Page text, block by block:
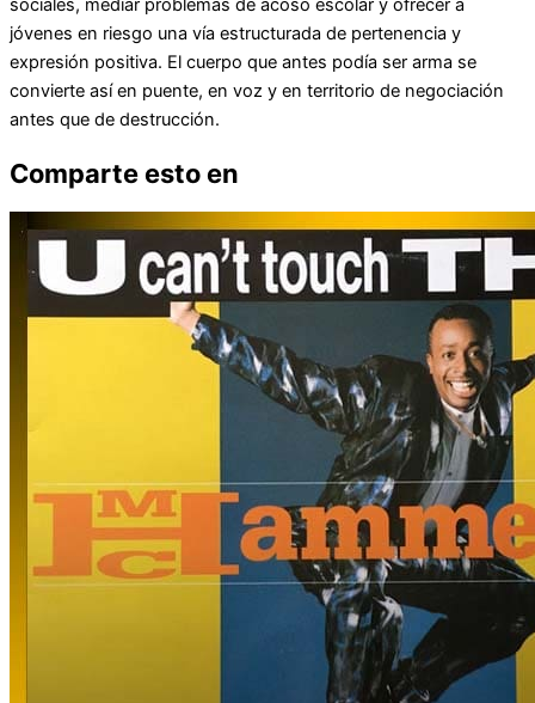
sociales, mediar problemas de acoso escolar y ofrecer a
jóvenes en riesgo una vía estructurada de pertenencia y
expresión positiva. El cuerpo que antes podía ser arma se
convierte así en puente, en voz y en territorio de negociación
antes que de destrucción.
Comparte esto en